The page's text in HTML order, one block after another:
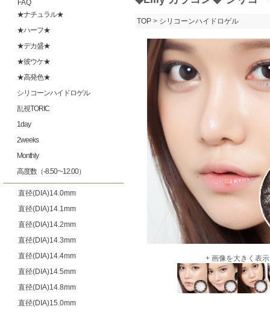
FAQ
★ナチュラル★
★ハーフ★
★デカ盛★
★彼ウケ★
★高発色★
シリコーンハイドロゲル
乱視TORIC
1day
2weeks
Monthly
高度数（-8.50~-12.00）
直径(DIA)14.0mm
直径(DIA)14.1mm
直径(DIA)14.2mm
直径(DIA)14.3mm
直径(DIA)14.4mm
直径(DIA)14.5mm
直径(DIA)14.8mm
直径(DIA)15.0mm
TOP > シリコーンハイドロゲル
+ 画像を大きく表示